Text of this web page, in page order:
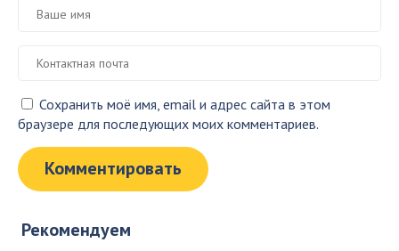
Сохранить моё имя, email и адрес сайта в этом
браузере для последующих моих комментариев.
Рекомендуем